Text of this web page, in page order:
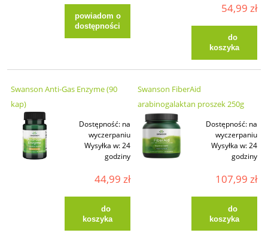
powiadom o
dostępności
54,99 zł
do
koszyka
Swanson Anti-Gas Enzyme (90
kap)
Dostępność: na
wyczerpaniu
Wysyłka w:24
godziny
44,99 zł
do
koszyka
Swanson FiberAid
arabinogalaktan proszek 250g
Dostępność: na
wyczerpaniu
Wysyłka w:24
godziny
107,99 zł
do
koszyka